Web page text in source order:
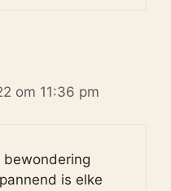
om 11:36 pm
bewondering
is elke